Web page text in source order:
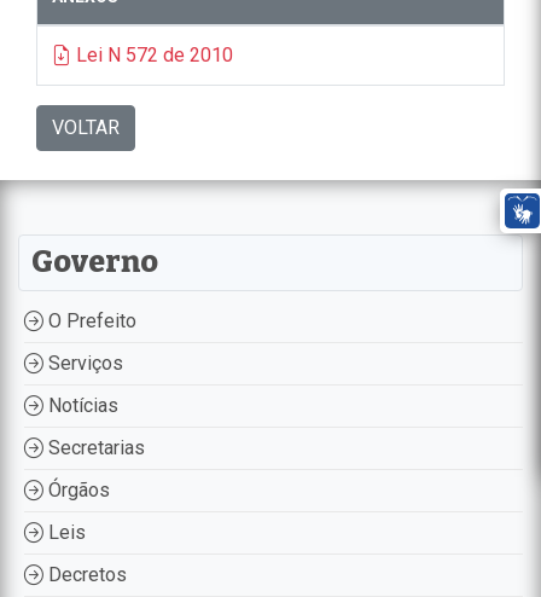
Lei N 572 de 2010
VOLTAR
Governo
O Prefeito
Serviços
Notícias
Secretarias
Órgãos
Leis
Decretos